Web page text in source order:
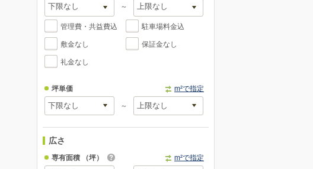
～
管理費・共益費込 駐車場料金込
敷金なし 保証金なし
礼金なし
坪単価 m²で指定
～
広さ
専有面積 （坪） m²で指定